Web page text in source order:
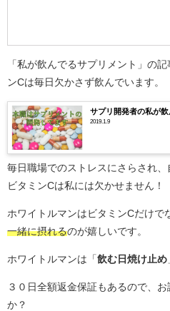
「私が飲んでるサプリメント」の
ンCは毎日欠かさず飲んでいます。
サプリ開発者の私が
2019.1.9
毎日職場でのストレスにさらされ、
ビタミンCは私には欠かせません！
ホワイトルマンはビタミンCだけで
一緒に摂れるのが嬉しいです。
ホワイトルマンは「 飲む日焼け止め
３０日全額返金保証もあるので、
か？